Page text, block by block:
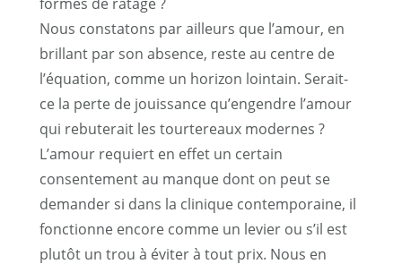
Nous constatons par ailleurs que l’amour, en
brillant par son absence, reste au centre de
l’équation, comme un horizon lointain. Serait-
ce la perte de jouissance qu’engendre l’amour
qui rebuterait les tourtereaux modernes ?
L’amour requiert en effet un certain
consentement au manque dont on peut se
demander si dans la clinique contemporaine, il
fonctionne encore comme un levier ou s’il est
plutôt un trou à éviter à tout prix. Nous en